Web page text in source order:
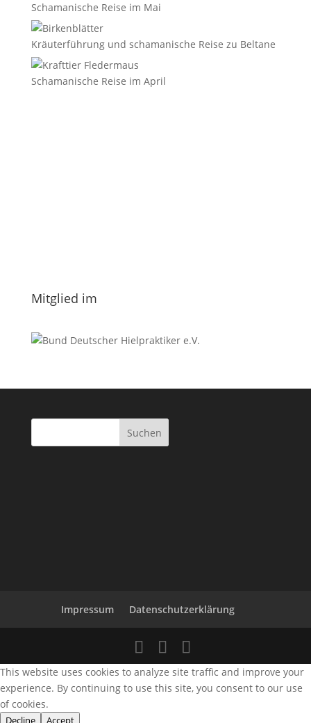
Schamanische Reise im Mai
Kräuterführung und schamanische Reise zu Beltane
Schamanische Reise im April
Mitglied im
Impressum Datenschutzerklärung
This website uses cookies to analyze site traffic and improve your
experience. By continuing to use this site, you consent to our use
of cookies.
Decline Accept